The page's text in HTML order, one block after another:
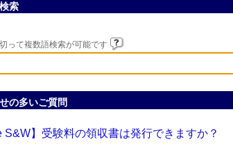
索
って複数語検索が可能です
の多いご質問
S&W】受験料の領収書は発行できますか？